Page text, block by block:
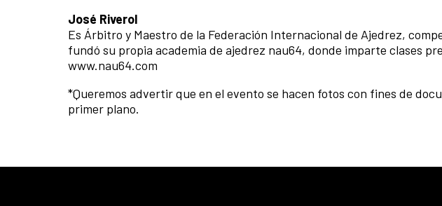
José Riverol
Es Árbitro y Maestro de la Federación Internacional de Ajedrez,
fundó su propia academia de ajedrez nau64, donde imparte clases
www.nau64.com
*Queremos advertir que en el evento se hacen fotos con fines de
primer plano.